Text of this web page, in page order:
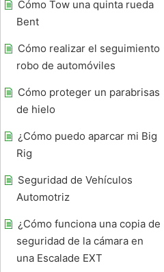
Cómo Tow una quinta rueda
Bent
Cómo realizar el seguimiento
robo de automóviles
Cómo proteger un parabrisas
de hielo
¿Cómo puedo aparcar mi Big
Rig
Seguridad de Vehículos
Automotriz
¿Cómo funciona una copia de
seguridad de la cámara en
una Escalade EXT